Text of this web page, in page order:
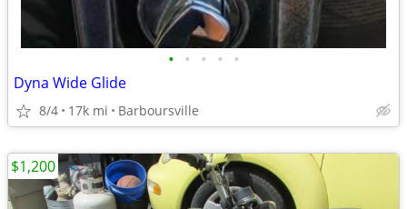
• • • • •
Dyna Wide Glide
8/4 17k mi Barboursville
$1,200